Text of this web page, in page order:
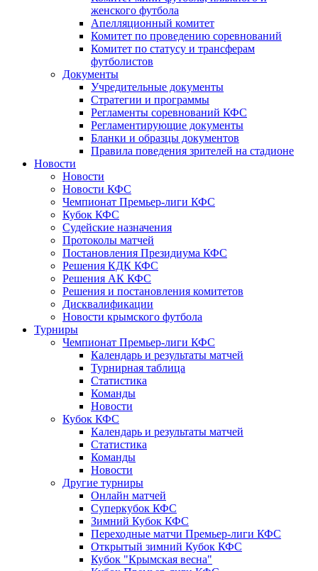
женского футбола
Апелляционный комитет
Комитет по проведению соревнований
Комитет по статусу и трансферам
футболистов
Документы
Учредительные документы
Стратегии и программы
Регламенты соревнований КФС
Регламентирующие документы
Бланки и образцы документов
Правила поведения зрителей на стадионе
Новости
Новости
Новости КФС
Чемпионат Премьер-лиги КФС
Кубок КФС
Судейские назначения
Протоколы матчей
Постановления Президиума КФС
Решения КДК КФС
Решения АК КФС
Решения и постановления комитетов
Дисквалификации
Новости крымского футбола
Турниры
Чемпионат Премьер-лиги КФС
Календарь и результаты матчей
Турнирная таблица
Статистика
Команды
Новости
Кубок КФС
Календарь и результаты матчей
Статистика
Команды
Новости
Другие турниры
Онлайн матчей
Суперкубок КФС
Зимний Кубок КФС
Переходные матчи Премьер-лиги КФС
Открытый зимний Кубок КФС
Кубок "Крымская весна"